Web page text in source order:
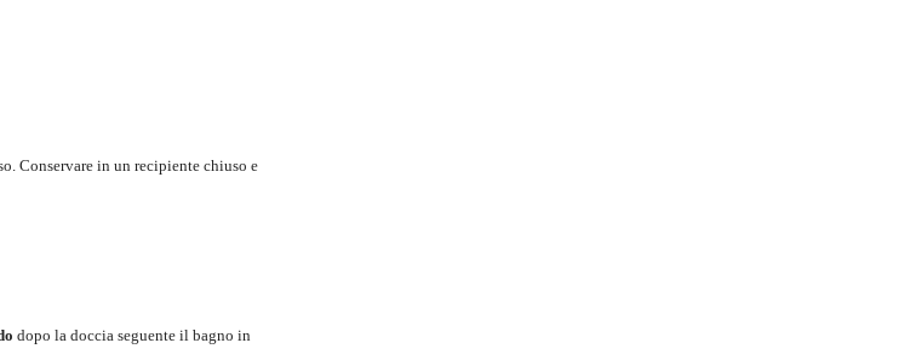
Conservare in un recipiente chiuso e
dopo la doccia seguente il bagno in